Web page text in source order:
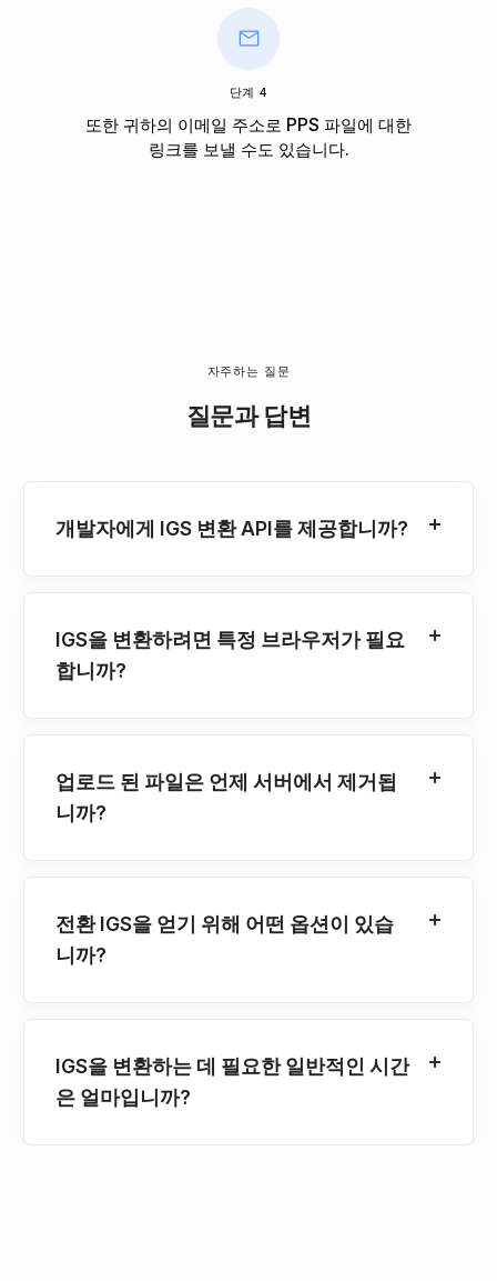
단계 4
또한 귀하의 이메일 주소로 PPS 파일에 대한
링크를 보낼 수도 있습니다.
자주하는 질문
질문과 답변
개발자에게 IGS 변환 API를 제공합니까?
IGS을 변환하려면 특정 브라우저가 필요
합니까?
업로드 된 파일은 언제 서버에서 제거됩
니까?
전환 IGS을 얻기 위해 어떤 옵션이 있습
니까?
IGS을 변환하는 데 필요한 일반적인 시간
은 얼마입니까?